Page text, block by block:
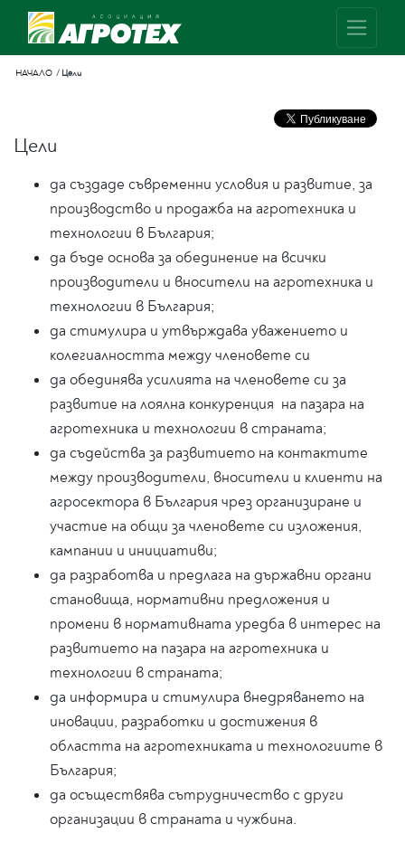
НАЧАЛО Цели
Цели
да създаде съвременни условия и развитие, за
производство и продажба на агротехника и
технологии в България;
да бъде основа за обединение на всички
производители и вносители на агротехника и
технологии в България;
да стимулира и утвърждава уважението и
колегиалността между членовете си
да обединява усилията на членовете си за
развитие на лоялна конкуренция на пазара на
агротехника и технологии в страната;
да съдейства за развитието на контактите
между производители, вносители и клиенти на
агросектора в България чрез организиране и
участие на общи за членовете си изложения,
кампании и инициативи;
да разработва и предлага на държавни органи
становища, нормативни предложения и
промени в нормативната уредба в интерес на
развитието на пазара на агротехника и
технологии в страната;
да информира и стимулира внедряването на
иновации, разработки и достижения в
областта на агротехниката и технологиите в
България;
да осъществява сътрудничество с други
организации в страната и чужбина.